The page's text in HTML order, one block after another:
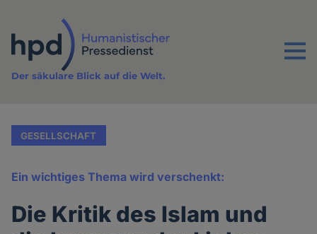
Inhalt
Menu
Der säkulare Blick auf die Welt.
GESELLSCHAFT
Ein wichtiges Thema wird verschenkt:
Die Kritik des Islam und